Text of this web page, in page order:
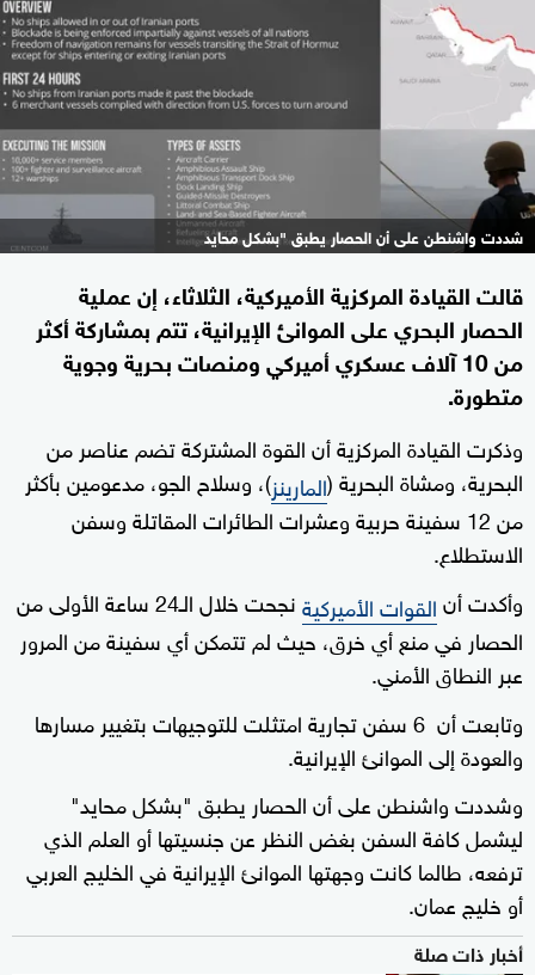
شددت واشنطن على أن الحصار يطبق "بشكل محايد
قالت القيادة المركزية الأميركية، الثلاثاء، إن عملية
الحصار البحري على الموانئ الإيرانية، تتم بمشاركة أكثر
من 10 آلاف عسكري أميركي ومنصات بحرية وجوية
متطورة.
وذكرت القيادة المركزية أن القوة المشتركة تضم عناصر من
البحرية، ومشاة البحرية (المارينز)، وسلاح الجو، مدعومين بأكثر
من 12 سفينة حربية وعشرات الطائرات المقاتلة وسفن
الاستطلاع.
وأكدت أنالقوات الأميركية
نجحت خلال الـ24 ساعة الأولى من
الحصار في منع أي خرق، حيث لم تتمكن أي سفينة من المرور
عبر النطاق الأمني.
وتابعت أن 6 سفن تجارية امتثلت للتوجيهات بتغيير مسارها
والعودة إلى الموانئ الإيرانية.
وشددت واشنطن على أن الحصار يطبق "بشكل محايد"
ليشمل كافة السفن بغض النظر عن جنسيتها أو العلم الذي
ترفعه، طالما كانت وجهتها الموانئ الإيرانية في الخليج العربي
أو خليج عمان.
أخبار ذات صلة